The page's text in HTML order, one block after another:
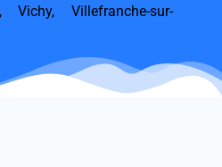
Vichy,Villefranche-sur-